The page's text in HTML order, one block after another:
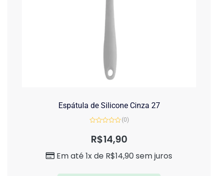
Espátula de Silicone Cinza 27
de
(0)
R$14,90
Em até 1x de R$14,90sem juros